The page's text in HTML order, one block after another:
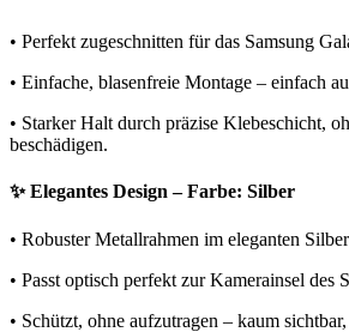
• Perfekt zugeschnitten für das Samsung
• Einfache, blasenfreie Montage – einfach
• Starker Halt durch präzise Klebeschicht,
beschädigen.
✨ Elegantes Design – Farbe: Silber
• Robuster Metallrahmen im eleganten
• Passt optisch perfekt zur Kamerainsel des
• Schützt, ohne aufzutragen – kaum